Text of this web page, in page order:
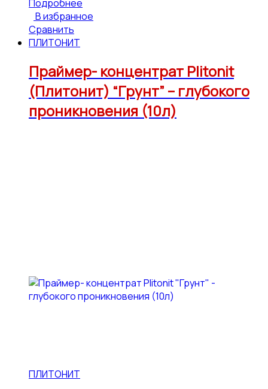
Подробнее
В избранное
Сравнить
ПЛИТОНИТ
Праймер- концентрат Plitonit
(Плитонит) “Грунт” – глубокого
проникновения (10л)
ПЛИТОНИТ